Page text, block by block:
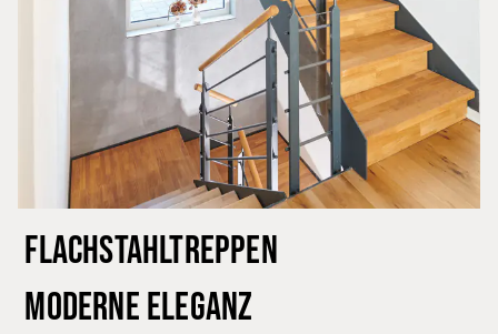
FLACHSTAHLTREPPEN
MODERNE ELEGANZ